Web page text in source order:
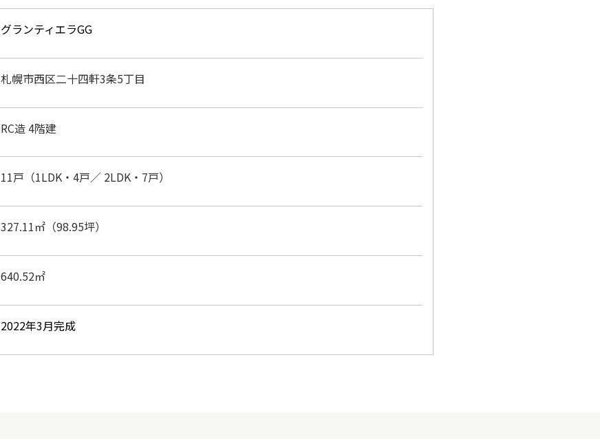
グランティエラGG
札幌市西区二十四軒3条5丁目
RC造 4階建
11戸（1LDK・4戸／ 2LDK・7戸）
327.11㎡（98.95坪）
640.52㎡
2022年3月完成